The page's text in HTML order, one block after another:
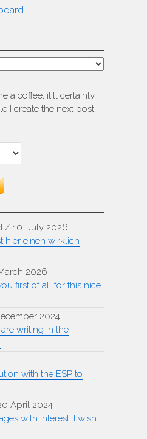
a coffee, it'll certainly
I create the next post.
/ 10. July 2026
hier einen wirklich
2026
first of all for this nice
2024
writing in the
with the ESP to
April 2024
with interest. I wish I